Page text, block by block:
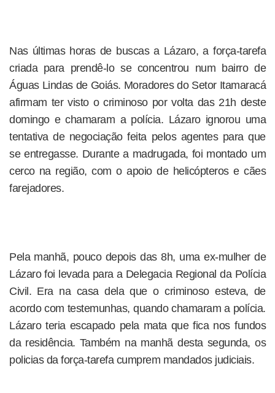
Nas últimas horas de buscas a Lázaro, a força-tarefa
criada para prendê-lo se concentrou num bairro de
Águas Lindas de Goiás. Moradores do Setor Itamaracá
afirmam ter visto o criminoso por volta das 21h deste
domingo e chamaram a polícia. Lázaro ignorou uma
tentativa de negociação feita pelos agentes para que
se entregasse. Durante a madrugada, foi montado um
cerco na região, com o apoio de helicópteros e cães
farejadores.
Pela manhã, pouco depois das 8h, uma ex-mulher de
Lázaro foi levada para a Delegacia Regional da Polícia
Civil. Era na casa dela que o criminoso esteva, de
acordo com testemunhas, quando chamaram a polícia.
Lázaro teria escapado pela mata que fica nos fundos
da residência. Também na manhã desta segunda, os
policias da força-tarefa cumprem mandados judiciais.